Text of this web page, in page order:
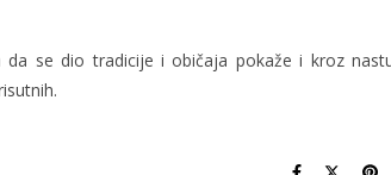
da se dio tradicije i običaja pokaže i kroz